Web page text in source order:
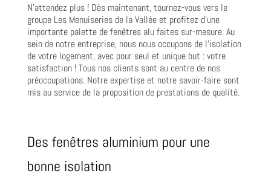
N’attendez plus ! Dès maintenant, tournez-vous vers le
groupe Les Menuiseries de la Vallée et profitez d’une
importante palette de fenêtres alu faites sur-mesure. Au
sein de notre entreprise, nous nous occupons de l’isolation
de votre logement, avec pour seul et unique but : votre
satisfaction ! Tous nos clients sont au centre de nos
préoccupations. Notre expertise et notre savoir-faire sont
mis au service de la proposition de prestations de qualité.
Des fenêtres aluminium pour une
bonne isolation